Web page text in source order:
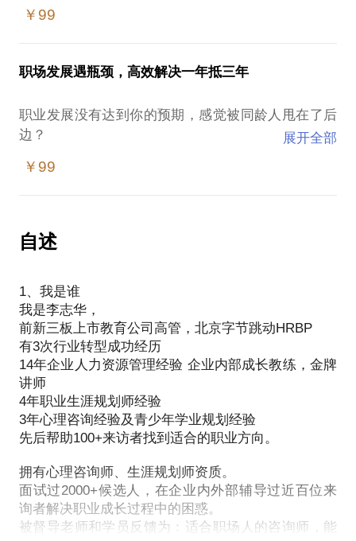
辅导。
什么样的自我介绍能够让自己快速被记住？
如何沟通offer能争取到更高的薪酬？
如何说明自己的跳槽原因不会尴尬？
面试是一个自我营销的过程，如何优雅的把自己推出
去，是有技巧的。
涯规划师和心理咨询师，我理解招聘背后业务的不同
不喜欢当前的工作，却又不知道自己适合做什么工
看到别人的工作做的很开心，自己想跳槽却又下不了
决心？
槽？
以上这些问题，都是有方法可以解决的。我将通过多
年的积累，与你共同制订最佳破局方案。
最匹配的人才；并能给你提供简历、面试的技巧，提
每个人都有自己独特的优势，每个人都是一座宝库，
我们既要学会如何链接人脉，请高手指点，也要善于
￥99
职场发展遇瓶颈，高效解决一年抵三年
职业发展没有达到你的预期，感觉被同龄人甩在了后
边？
法？
职业发展是一门复杂的学问，每个阶段都有不同的发
试用期如何快速转正，超越同期小伙伴？
发展期如何快速起飞，获得升职加薪？
沉淀期如何更好自我飞跃，实现利益最大化？
作为从业14年的人力资源管理者，经历过创业公司、
外企、互联网大厂、国企，我也曾陷入过复杂的关系
中找不到头绪。
你需要的，是一个有丰富实战经验的人帮你答疑解
展开全部
￥99
自述
1、我是谁
我是李志华，
前新三板上市教育公司高管，北京字节跳动HRBP
有3次行业转型成功经历
14年企业人力资源管理经验 企业内部成长教练，金牌
讲师
4年职业生涯规划师经验
3年心理咨询经验及青少年学业规划经验
先后帮助100+来访者找到适合的职业方向。
拥有心理咨询师、生涯规划师资质。
面试过2000+候选人，在企业内外部辅导过近百位来
询者解决职业成长过程中的困惑。
被督导老师和学员反馈为：适合职场人的咨询师，能